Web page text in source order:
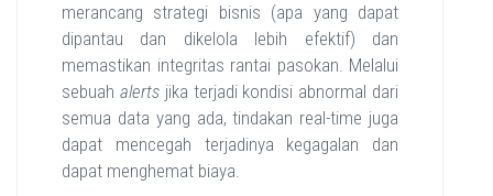
merancang strategi bisnis (apa yang dapat
dipantau dan dikelola lebih efektif) dan
memastikan integritas rantai pasokan. Melalui
sebuah alerts jika terjadi kondisi abnormal dari
semua data yang ada, tindakan real-time juga
dapat mencegah terjadinya kegagalan dan
dapat menghemat biaya.